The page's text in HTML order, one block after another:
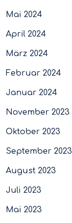
Mai 2024
April 2024
März 2024
Februar 2024
Januar 2024
November 2023
Oktober 2023
September 2023
August 2023
Juli 2023
Mai 2023